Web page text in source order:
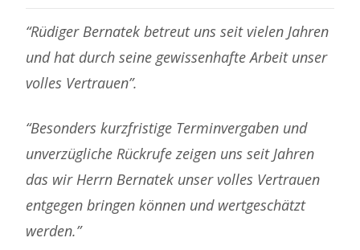
“Rüdiger Bernatek betreut uns seit vielen Jahren
und hat durch seine gewissenhafte Arbeit unser
volles Vertrauen”.
“Besonders kurzfristige Terminvergaben und
unverzügliche Rückrufe zeigen uns seit Jahren
das wir Herrn Bernatek unser volles Vertrauen
entgegen bringen können und wertgeschätzt
werden.”